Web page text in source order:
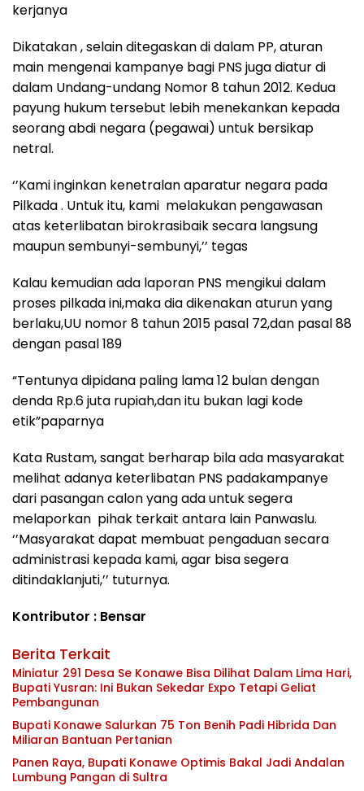
kerjanya
Dikatakan , selain ditegaskan di dalam PP, aturan
main mengenai kampanye bagi PNS juga diatur di
dalam Undang-undang Nomor 8 tahun 2012. Kedua
payung hukum tersebut lebih menekankan kepada
seorang abdi negara (pegawai) untuk bersikap
netral.
‘’Kami inginkan kenetralan aparatur negara pada
Pilkada . Untuk itu, kami melakukan pengawasan
atas keterlibatan birokrasibaik secara langsung
maupun sembunyi-sembunyi,’’ tegas
Kalau kemudian ada laporan PNS mengikui dalam
proses pilkada ini,maka dia dikenakan aturun yang
berlaku,UU nomor 8 tahun 2015 pasal 72,dan pasal 88
dengan pasal 189
“Tentunya dipidana paling lama 12 bulan dengan
denda Rp.6 juta rupiah,dan itu bukan lagi kode
etik”paparnya
Kata Rustam, sangat berharap bila ada masyarakat
melihat adanya keterlibatan PNS padakampanye
dari pasangan calon yang ada untuk segera
melaporkan pihak terkait antara lain Panwaslu.
‘’Masyarakat dapat membuat pengaduan secara
administrasi kepada kami, agar bisa segera
ditindaklanjuti,’’ tuturnya.
Kontributor : Bensar
Berita Terkait
Miniatur 291 Desa Se Konawe Bisa Dilihat Dalam Lima Hari,
Bupati Yusran: Ini Bukan Sekedar Expo Tetapi Geliat
Pembangunan
Bupati Konawe Salurkan 75 Ton Benih Padi Hibrida Dan
Miliaran Bantuan Pertanian
Panen Raya, Bupati Konawe Optimis Bakal Jadi Andalan
Lumbung Pangan di Sultra